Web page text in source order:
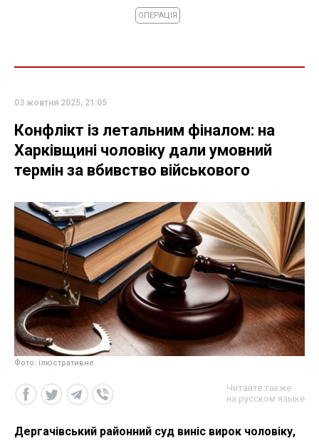
ОПЕРАЦІЯ
03 жовтня 2025, 21:05
Конфлікт із летальним фіналом: на
Харківщині чоловіку дали умовний
термін за вбивство військового
Фото: ілюстративне
Читайте также
на русском языке
Дергачівський районний суд виніс вирок чоловіку,